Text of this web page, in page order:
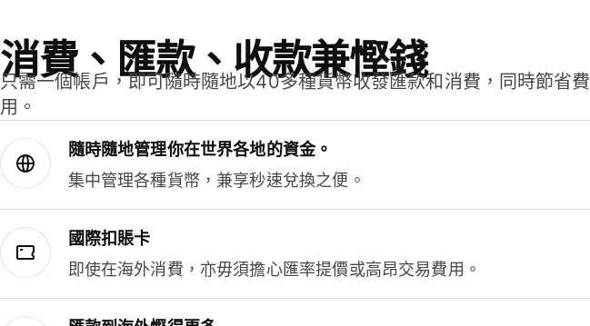
消費、匯款、收款兼慳錢
只需一個帳戶，即可隨時隨地以40多種貨幣收發匯款和消費，同時節省費
用。
隨時隨地管理你在世界各地的資金。
集中管理各種貨幣，兼享秒速兌換之便。
國際扣賬卡
即使在海外消費，亦毋須擔心匯率提價或高昂交易費用。